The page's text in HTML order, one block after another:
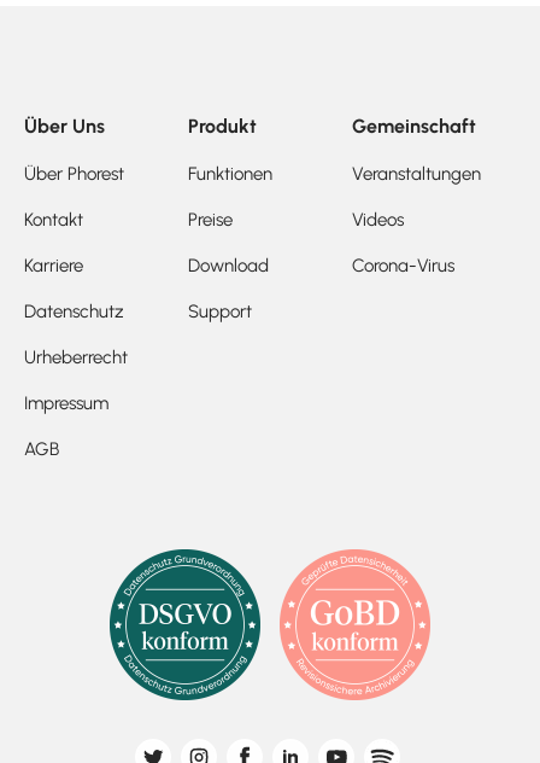
Über Uns
Über Phorest
Kontakt
Karriere
Datenschutz
Urheberrecht
Impressum
AGB
Produkt
Funktionen
Preise
Download
Support
Gemeinschaft
Veranstaltungen
Videos
Corona-Virus